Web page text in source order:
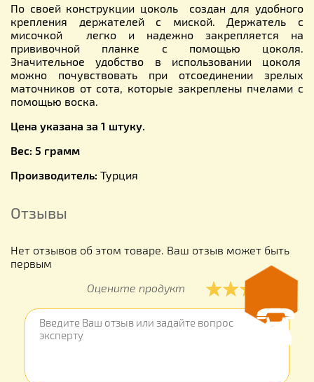
По своей конструкции цоколь создан для удобного
крепления держателей с миской. Держатель с
мисочкой легко и надежно закрепляется на
прививочной планке с помощью цоколя.
Значительное удобство в использовании цоколя
можно почувствовать при отсоединении зрелых
маточников от сота, которые закреплены пчелами с
помощью воска.
Цена указана за 1 штуку.
Вес: 5 грамм
Производитель: Турция
Отзывы
Нет отзывов об этом товаре. Ваш отзыв может быть
первым
Оцените продукт